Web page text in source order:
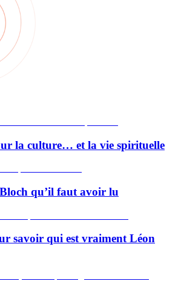
la culture… et la vie spirituelle
qu’il faut avoir lu
savoir qui est vraiment Léon